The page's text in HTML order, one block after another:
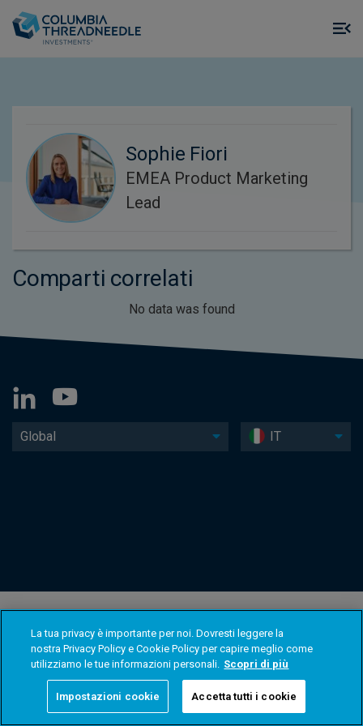
Sophie Fiori
EMEA Product Marketing
Lead
Comparti correlati
No data was found
Global IT
La tua privacy è importante per noi. Dovresti leggere la
nostra Privacy Policy e Cookie Policy per capire meglio come
utilizziamo le tue informazioni personali. Scopri di più
Impostazioni cookie Accetta tutti i cookie